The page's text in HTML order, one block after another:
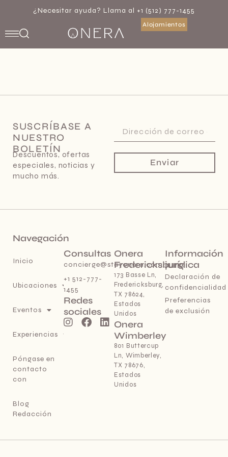
¿Necesitar ayuda? Llama al +1 (512) 777-1455
Alojamientos
SUSCRÍBASE A
NUESTRO
BOLETÍN
Descuentos, ofertas
especiales, noticias y
mucho más.
Enviar
Navegación
Inicio
Ubicaciones
Eventos
Experiencias
Póngase en
contacto
con
Blog
Redacción
Consultas
concierge@stayonera.com
+1 512-777-
1455
Redes
sociales
Onera
Fredericksburg
173 Basse Ln,
Fredericksburg,
TX 78624,
Estados
Unidos
Onera
Wimberley
801 Buttercup
Ln, Wimberley,
TX 78676,
Estados
Unidos
Información
jurídica
Declaración de
confidencialidad
Preferencias
de exclusión